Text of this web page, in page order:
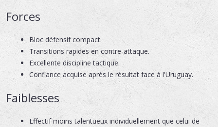
Forces
Bloc défensif compact.
Transitions rapides en contre-attaque.
Excellente discipline tactique.
Confiance acquise après le résultat face à l'Uruguay.
Faiblesses
Effectif moins talentueux individuellement que celui de